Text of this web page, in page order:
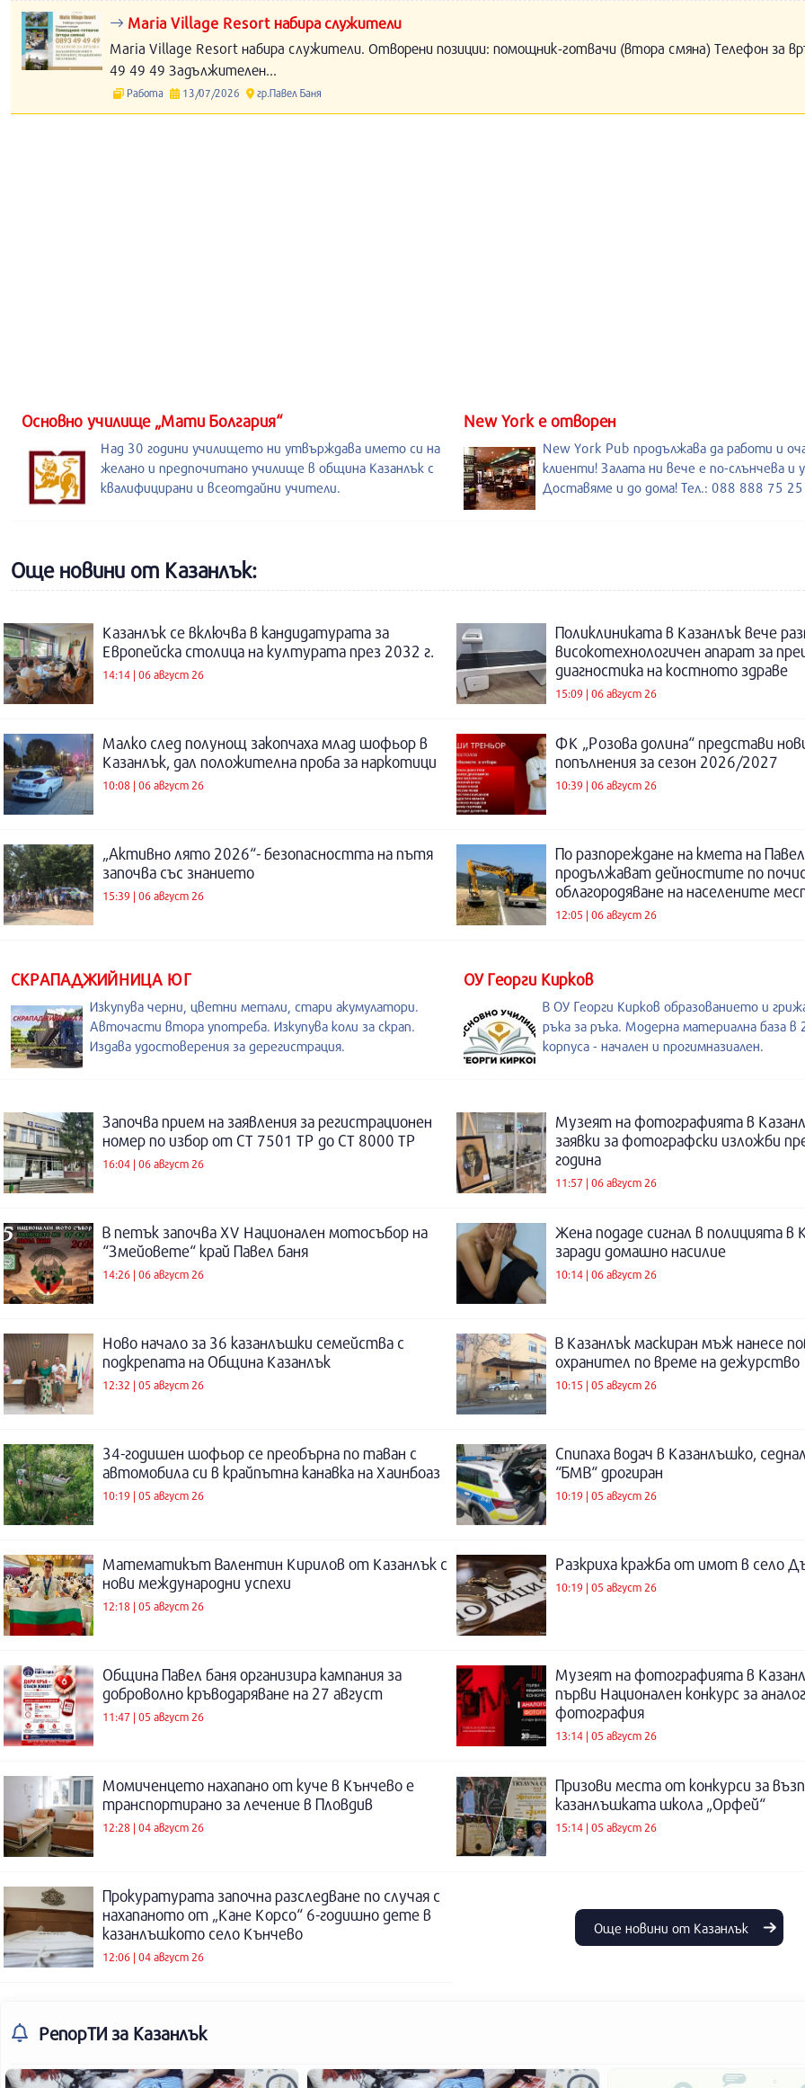
Maria Village Resort набира служители
Maria Village Resort набира служители. Отворени позиции: помощник-готвачи (втора смяна) Телефон за
49 49 49 Задължителен...
Работа 13/07/2026 гр.Павел Баня
Основно училище „Мати Болгария“
Над 30 години училището ни утвърждава името си на
желано и предпочитано училище в община Казанлък с
квалифицирани и всеотдайни учители.
New York е отворен
New York Pub продължава да работи и
клиенти! Залата ни вече е по-слънчева и
Доставяме и до дома! Тел.: 088 888 75 25
Още новини от Казанлък:
Казанлък се включва в кандидатурата за
Европейска столица на културата през 2032 г.
14:14 | 06 август 26
Поликлиниката в Казанлък вече
високотехнологичен апарат за
диагностика на костното здраве
15:09 | 06 август 26
Малко след полунощ закопчаха млад шофьор в
Казанлък, дал положителна проба за наркотици
10:08 | 06 август 26
ФК „Розова долина“ представи
попълнения за сезон 2026/2027
10:39 | 06 август 26
„Активно лято 2026“- безопасността на пътя
започва със знанието
15:39 | 06 август 26
По разпореждане на кмета на
продължават дейностите по
облагородяване на населените
12:05 | 06 август 26
СКРАПАДЖИЙНИЦА ЮГ
Изкупува черни, цветни метали, стари акумулатори.
Авточасти втора употреба. Изкупува коли за скрап.
Издава удостоверения за дерегистрация.
ОУ Георги Кирков
В ОУ Георги Кирков образованието и
ръка за ръка. Модерна материална база в
корпуса - начален и прогимназиален.
Започва прием на заявления за регистрационен
номер по избор от СТ 7501 ТР до СТ 8000 ТР
16:04 | 06 август 26
Музеят на фотографията в
заявки за фотографски изложби
година
11:57 | 06 август 26
В петък започва XV Национален мотосъбор на
“Змейовете“ край Павел баня
14:26 | 06 август 26
Жена подаде сигнал в полицията в
заради домашно насилие
10:14 | 06 август 26
Ново начало за 36 казанлъшки семейства с
подкрепата на Община Казанлък
12:32 | 05 август 26
В Казанлък маскиран мъж нанесе
охранител по време на дежурство
10:15 | 05 август 26
34-годишен шофьор се преобърна по таван с
автомобила си в крайпътна канавка на Хаинбоаз
10:19 | 05 август 26
Спипаха водач в Казанлъшко,
“БМВ“ дрогиран
10:19 | 05 август 26
Математикът Валентин Кирилов от Казанлък с
нови международни успехи
12:18 | 05 август 26
Разкриха кражба от имот в село
10:19 | 05 август 26
Община Павел баня организира кампания за
доброволно кръводаряване на 27 август
11:47 | 05 август 26
Музеят на фотографията в
първи Национален конкурс за
фотография
13:14 | 05 август 26
Момиченцето нахапано от куче в Кънчево е
транспортирано за лечение в Пловдив
12:28 | 04 август 26
Призови места от конкурси за
казанлъшката школа „Орфей“
15:14 | 05 август 26
Прокуратурата започна разследване по случая с
нахапаното от „Кане Корсо“ 6-годишно дете в
казанлъшкото село Кънчево
12:06 | 04 август 26
Още новини от Казанлък
РепорТИ за Казанлък